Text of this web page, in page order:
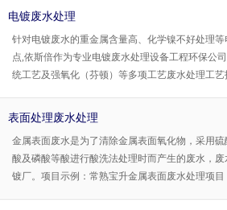
电镀废水处理
针对电镀废水的重金属含量高、化学镍不好处理
点,依斯倍作为专业电镀废水处理设备工程环保公
统工艺及强氧化（芬顿）等多项工艺废水处理工艺
程的处理达标,满足国家要求的污水处理标准需求。
表面处理废水处理
金属表面废水是为了清除金属表面氧化物，采用
酸及磷酸等酸进行酸洗法处理时而产生的废水，
镀厂。项目示例：常熟宝升金属表面废水处理项目